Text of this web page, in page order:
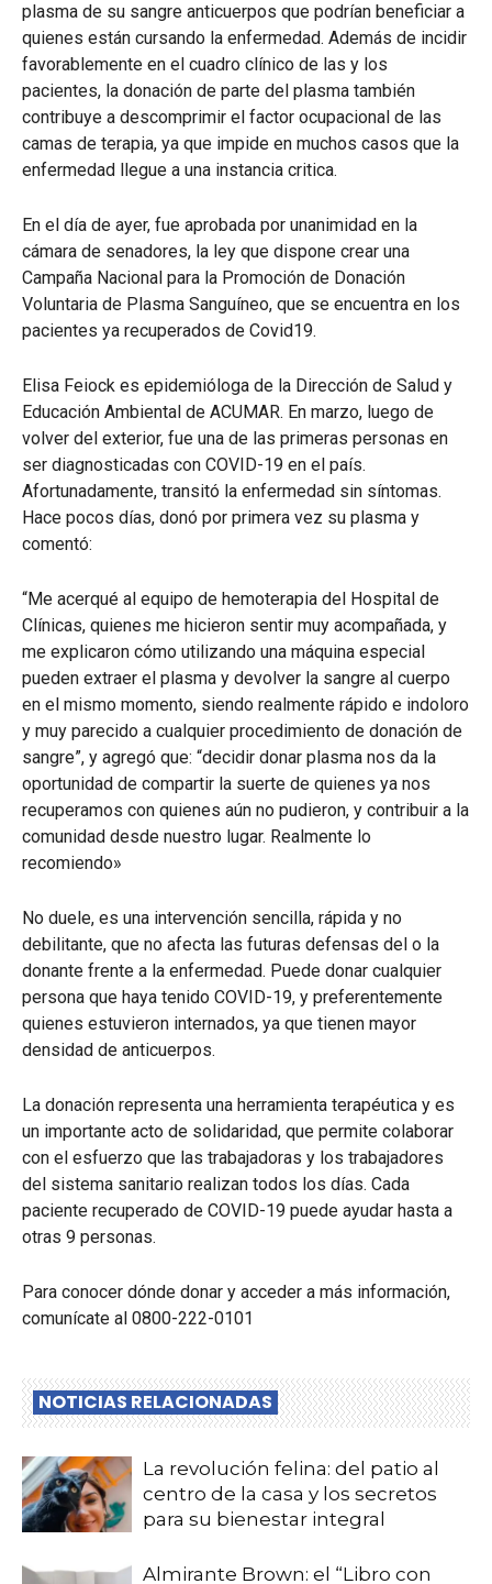
plasma de su sangre anticuerpos que podrían beneficiar a
quienes están cursando la enfermedad. Además de incidir
favorablemente en el cuadro clínico de las y los
pacientes, la donación de parte del plasma también
contribuye a descomprimir el factor ocupacional de las
camas de terapia, ya que impide en muchos casos que la
enfermedad llegue a una instancia critica.
En el día de ayer, fue aprobada por unanimidad en la
cámara de senadores, la ley que dispone crear una
Campaña Nacional para la Promoción de Donación
Voluntaria de Plasma Sanguíneo, que se encuentra en los
pacientes ya recuperados de Covid19.
Elisa Feiock es epidemióloga de la Dirección de Salud y
Educación Ambiental de ACUMAR. En marzo, luego de
volver del exterior, fue una de las primeras personas en
ser diagnosticadas con COVID-19 en el país.
Afortunadamente, transitó la enfermedad sin síntomas.
Hace pocos días, donó por primera vez su plasma y
comentó:
“Me acerqué al equipo de hemoterapia del Hospital de
Clínicas, quienes me hicieron sentir muy acompañada, y
me explicaron cómo utilizando una máquina especial
pueden extraer el plasma y devolver la sangre al cuerpo
en el mismo momento, siendo realmente rápido e indoloro
y muy parecido a cualquier procedimiento de donación de
sangre”, y agregó que: “decidir donar plasma nos da la
oportunidad de compartir la suerte de quienes ya nos
recuperamos con quienes aún no pudieron, y contribuir a la
comunidad desde nuestro lugar. Realmente lo
recomiendo»
No duele, es una intervención sencilla, rápida y no
debilitante, que no afecta las futuras defensas del o la
donante frente a la enfermedad. Puede donar cualquier
persona que haya tenido COVID-19, y preferentemente
quienes estuvieron internados, ya que tienen mayor
densidad de anticuerpos.
La donación representa una herramienta terapéutica y es
un importante acto de solidaridad, que permite colaborar
con el esfuerzo que las trabajadoras y los trabajadores
del sistema sanitario realizan todos los días. Cada
paciente recuperado de COVID-19 puede ayudar hasta a
otras 9 personas.
Para conocer dónde donar y acceder a más información,
comunícate al 0800-222-0101
NOTICIAS RELACIONADAS
La revolución felina: del patio al
centro de la casa y los secretos
para su bienestar integral
Almirante Brown: el “Libro con